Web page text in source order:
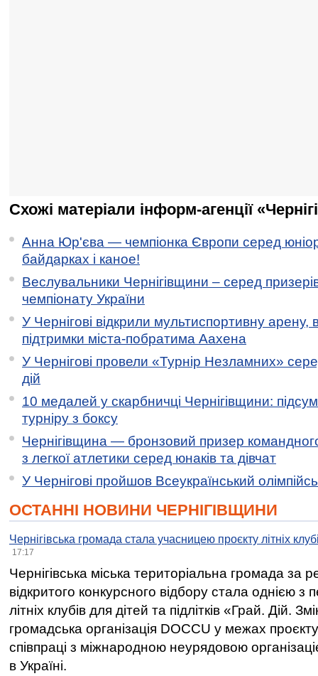
Схожі матеріали інформ-агенції
Анна Юр'єва — чемпіонка Європи серед
байдарках і каное!
Веслувальники Чернігівщини – серед
чемпіонату України
У Чернігові відкрили мультиспортивну арену,
підтримки міста-побратима Аахена
У Чернігові провели «Турнір Незламних»
дій
10 медалей у скарбничці Чернігівщини:
турніру з боксу
Чернігівщина — бронзовий призер
з легкої атлетики серед юнаків та дівчат
У Чернігові пройшов Всеукраїнський
ОСТАННІ НОВИНИ ЧЕРНІГІВЩИНИ
Чернігівська громада стала учасницею проєкту літніх
17:17
Чернігівська міська територіальна громада за
відкритого конкурсного відбору стала однією
літніх клубів для дітей та підлітків «Грай. Дій.
громадська організація DOCCU у межах
співпраці з міжнародною неурядовою
в Україні.